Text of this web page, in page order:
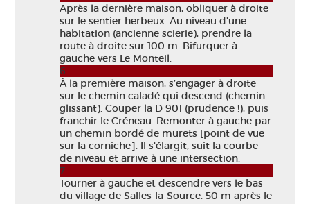
Après la dernière maison, obliquer à droite
sur le sentier herbeux. Au niveau d’une
habitation (ancienne scierie), prendre la
route à droite sur 100 m. Bifurquer à
gauche vers Le Monteil.
6
À la première maison, s’engager à droite
sur le chemin caladé qui descend (chemin
glissant). Couper la D 901 (prudence !), puis
franchir le Créneau. Remonter à gauche par
un chemin bordé de murets [point de vue
sur la corniche]. Il s’élargit, suit la courbe
de niveau et arrive à une intersection.
7
Tourner à gauche et descendre vers le bas
du village de Salles-la-Source. 50 m après le